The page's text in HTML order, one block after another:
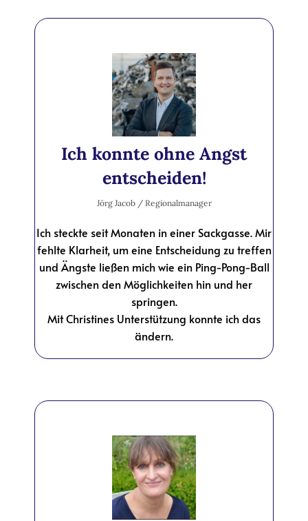
Ich konnte ohne Angst
entscheiden!
Jörg Jacob / Regionalmanager
Ich steckte seit Monaten in einer Sackgasse. Mir
fehlte Klarheit, um eine Entscheidung zu treffen
und Ängste ließen mich wie ein Ping-Pong-Ball
zwischen den Möglichkeiten hin und her
springen.
Mit Christines Unterstützung konnte ich das
ändern.